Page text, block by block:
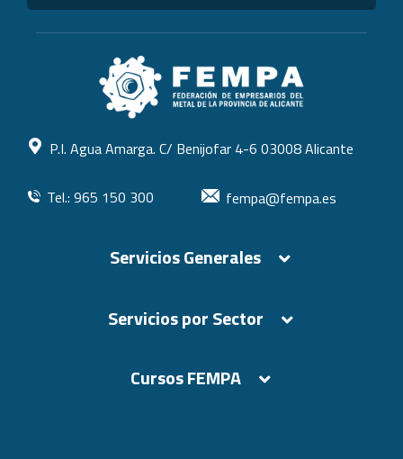
P.I. Agua Amarga. C/ Benijofar 4-6 03008 Alicante
Tel.: 965 150 300 fempa@fempa.es
Servicios Generales
Servicios por Sector
Cursos FEMPA